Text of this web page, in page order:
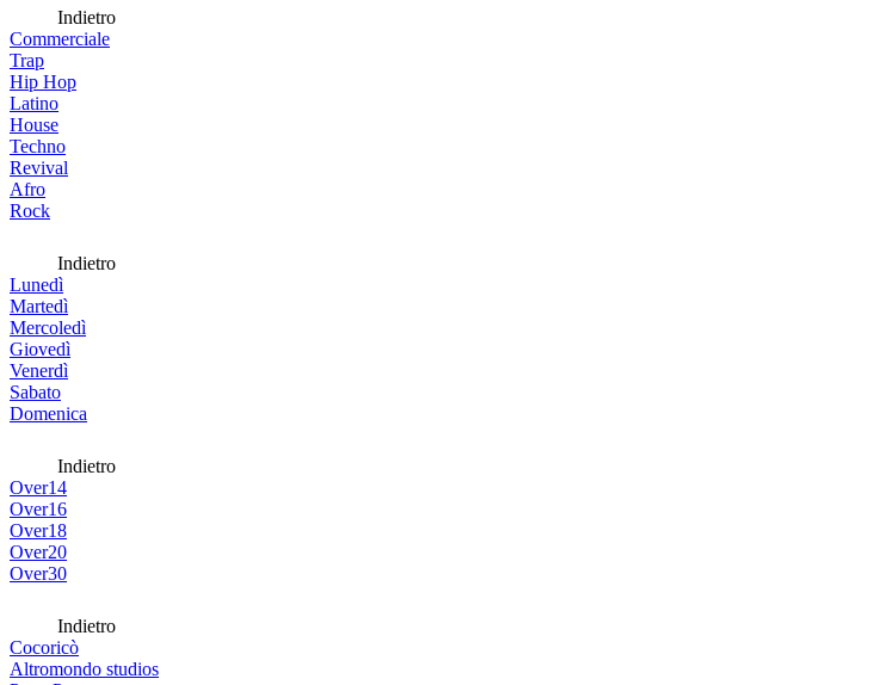
Indietro
Commerciale
Trap
Hip Hop
Latino
House
Techno
Revival
Afro
Rock
Indietro
Lunedì
Martedì
Mercoledì
Giovedì
Venerdì
Sabato
Domenica
Indietro
Over14
Over16
Over18
Over20
Over30
Indietro
Cocoricò
Altromondo studios